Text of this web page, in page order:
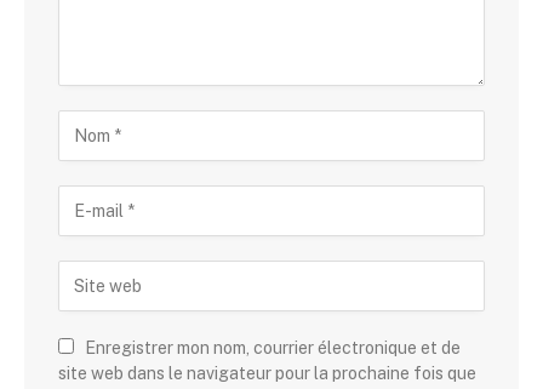
Enregistrer mon nom, courrier électronique et de
site web dans le navigateur pour la prochaine fois que